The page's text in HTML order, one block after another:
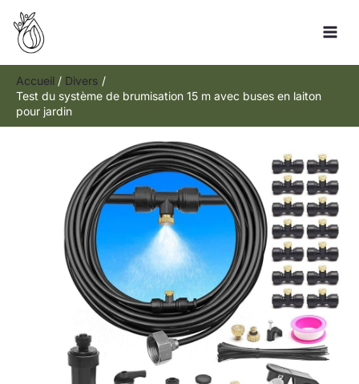
Aller
contenu
Accueil
Divers
Test du système de brumisation 15 m avec buses en laiton
pour jardin
Rechercher